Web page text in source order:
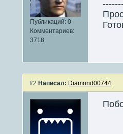
Публикаций: 0
Комментариев:
3718
#2 Написал: Diamond00744